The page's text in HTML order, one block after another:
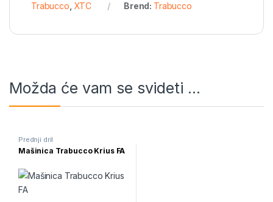
Trabucco XTC Brend: Trabucco
Možda će vam se svideti …
Prednji dril
Mašinica Trabucco Krius FA